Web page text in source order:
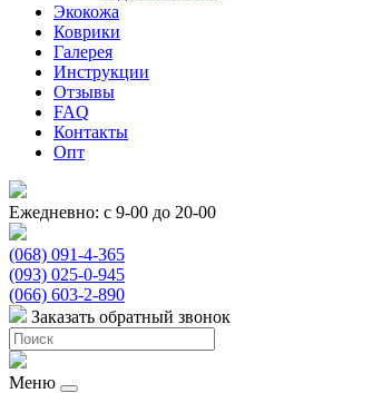
Экокожа
Коврики
Галерея
Инструкции
Отзывы
FAQ
Контакты
Опт
Ежедневно: с 9-00 до 20-00
(068) 091-4-365
(093) 025-0-945
(066) 603-2-890
Заказать обратный звонок
Меню